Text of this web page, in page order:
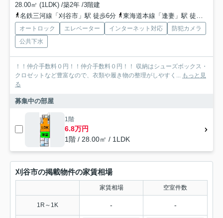
28.00㎡ (1LDK) /築2年 /3階建
名鉄三河線「刈谷市」駅 徒歩6分
東海道本線「逢妻」駅 徒歩20分
オートロック エレベーター インターネット対応
防犯カメラ
公共下水
！！仲介手数料０円！！仲介手数料０円！！ 収納はシューズボックス・
クロゼットなど豊富なので、衣類や履き物の整理がしやすく... もっと見
る
募集中の部屋
1階
6.8万円
1階 / 28.00㎡ / 1LDK
刈谷市の掲載物件の家賃相場
家賃相場 空室件数
1R～1K - -